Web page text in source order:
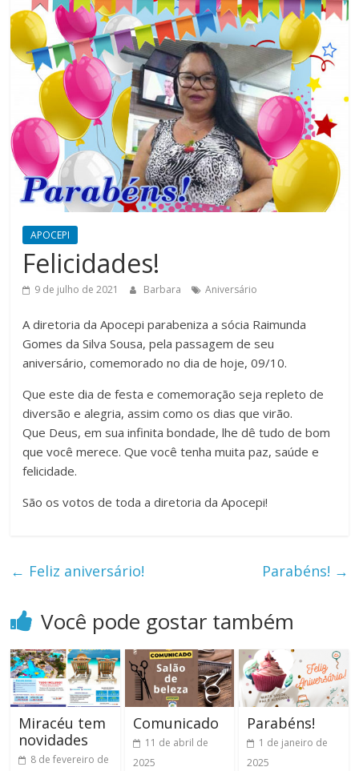
APOCEPI
Felicidades!
9 de julho de 2021 Barbara Aniversário
A diretoria da Apocepi parabeniza a sócia Raimunda
Gomes da Silva Sousa, pela passagem de seu
aniversário, comemorado no dia de hoje, 09/10.
Que este dia de festa e comemoração seja repleto de
diversão e alegria, assim como os dias que virão.
Que Deus, em sua infinita bondade, lhe dê tudo de bom
que você merece. Que você tenha muita paz, saúde e
felicidade.
São os votos de toda a diretoria da Apocepi!
← Feliz aniversário! Parabéns! →
Você pode gostar também
Miracéu tem
novidades
8 de fevereiro de
Comunicado
11 de abril de
2025
Parabéns!
1 de janeiro de
2025